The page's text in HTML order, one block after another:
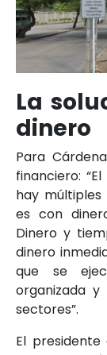
La
dinero
Para
financiero:
hay
es con
Dinero y
dinero
que se
organizada
sectores”.
El presidente